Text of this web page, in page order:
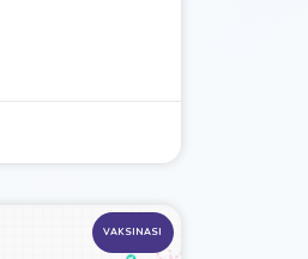
VAKSINASI